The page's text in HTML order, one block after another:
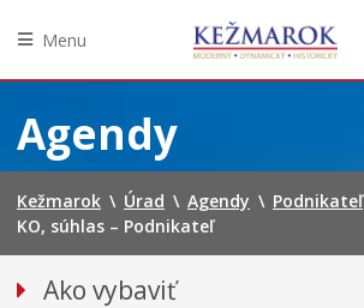
obsah
Menu
Agendy
Kežmarok \ Úrad \ Agendy \ Podnikateľ
KO, súhlas – Podnikateľ
Ako vybaviť